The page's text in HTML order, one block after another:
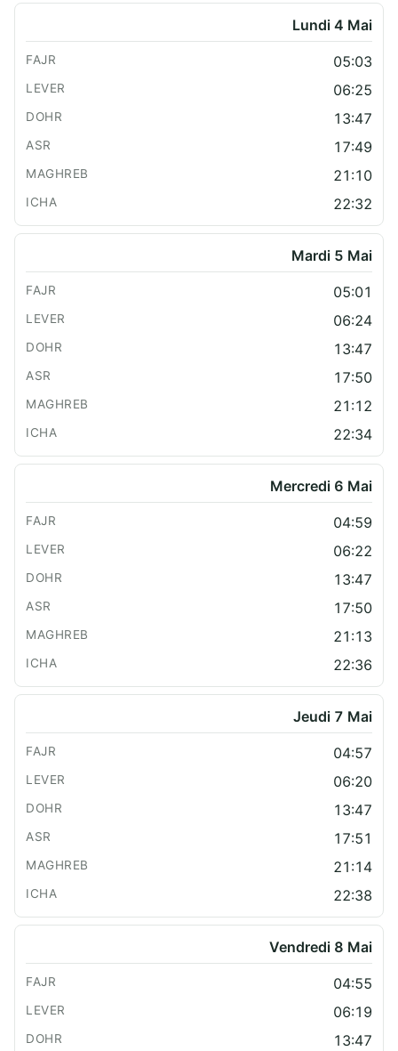
Lundi 4 Mai
05:03
06:25
13:47
17:49
21:10
22:32
Mardi 5 Mai
05:01
06:24
13:47
17:50
21:12
22:34
Mercredi 6 Mai
04:59
06:22
13:47
17:50
21:13
22:36
Jeudi 7 Mai
04:57
06:20
13:47
17:51
21:14
22:38
Vendredi 8 Mai
04:55
06:19
13:47